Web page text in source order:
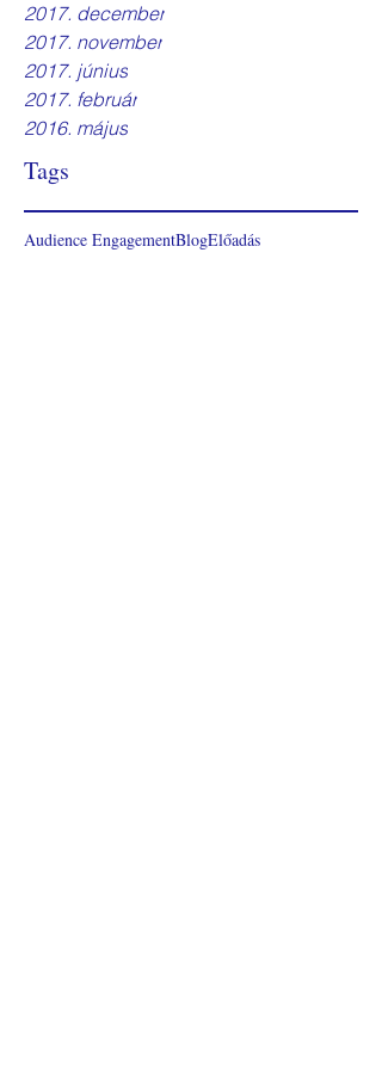
2017. december
2017. november
2017. június
2017. február
2016. május
Tags
Audience EngagementBlogElőadás